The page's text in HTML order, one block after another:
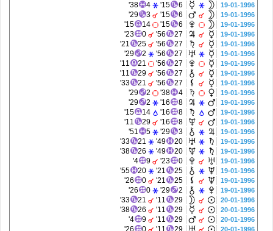
19-01-1996
6
15'
4
38'
19-01-1996
6
15'
3
29'
19-01-1996
6
15'
14
15'
19-01-1996
27
56'
0
23'
19-01-1996
27
56'
25
21'
19-01-1996
27
56'
2
29'
19-01-1996
27
56'
21
11'
19-01-1996
27
56'
29
11'
19-01-1996
27
56'
21
33'
19-01-1996
4
38'
2
29'
19-01-1996
8
16'
2
29'
19-01-1996
8
16'
14
15'
19-01-1996
8
16'
29
11'
19-01-1996
3
29'
5
51'
19-01-1996
20
49'
21
33'
19-01-1996
20
49'
26
38'
19-01-1996
0
23'
9
4'
19-01-1996
25
21'
20
55'
19-01-1996
25
21'
0
26'
19-01-1996
2
29'
0
26'
20-01-1996
29
11'
21
33'
20-01-1996
29
11'
26
38'
20-01-1996
29
11'
9
4'
20-01-1996
29
11'
0
26'